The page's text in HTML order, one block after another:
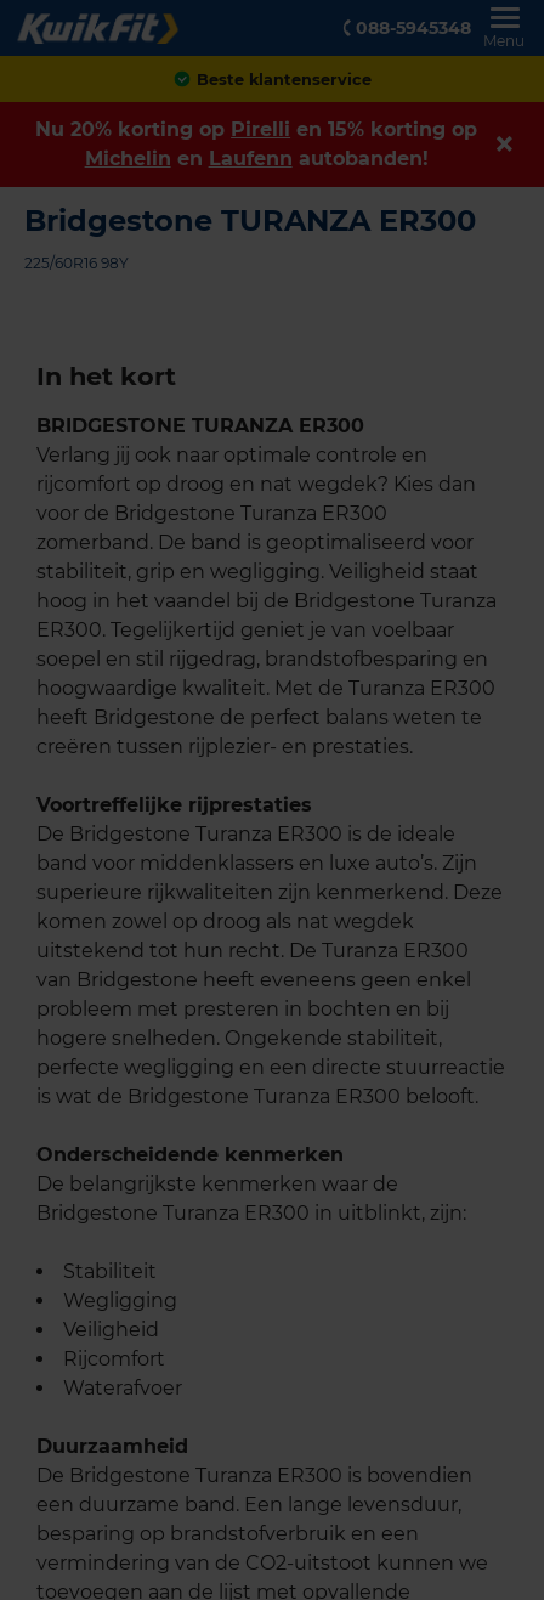
088-5945348
Menu
Beste klantenservice
Nu 20% korting op Pirelli en 15% korting op
Michelin en Laufenn autobanden!
Bridgestone TURANZA ER300
225/60R16 98Y
In het kort
BRIDGESTONE TURANZA ER300
Verlang jij ook naar optimale controle en
rijcomfort op droog en nat wegdek? Kies dan
voor de Bridgestone Turanza ER300
zomerband. De band is geoptimaliseerd voor
stabiliteit, grip en wegligging. Veiligheid staat
hoog in het vaandel bij de Bridgestone Turanza
ER300. Tegelijkertijd geniet je van voelbaar
soepel en stil rijgedrag, brandstofbesparing en
hoogwaardige kwaliteit. Met de Turanza ER300
heeft Bridgestone de perfect balans weten te
creëren tussen rijplezier- en prestaties.
Voortreffelijke rijprestaties
De Bridgestone Turanza ER300 is de ideale
band voor middenklassers en luxe auto’s. Zijn
superieure rijkwaliteiten zijn kenmerkend. Deze
komen zowel op droog als nat wegdek
uitstekend tot hun recht. De Turanza ER300
van Bridgestone heeft eveneens geen enkel
probleem met presteren in bochten en bij
hogere snelheden. Ongekende stabiliteit,
perfecte wegligging en een directe stuurreactie
is wat de Bridgestone Turanza ER300 belooft.
Onderscheidende kenmerken
De belangrijkste kenmerken waar de
Bridgestone Turanza ER300 in uitblinkt, zijn:
Stabiliteit
Wegligging
Veiligheid
Rijcomfort
Waterafvoer
Duurzaamheid
De Bridgestone Turanza ER300 is bovendien
een duurzame band. Een lange levensduur,
besparing op brandstofverbruik en een
vermindering van de CO2-uitstoot kunnen we
toevoegen aan de lijst met opvallende